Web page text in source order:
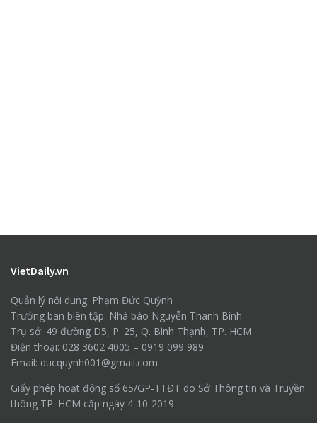
VietDaily.vn
Quản lý nội dung: Phạm Đức Quỳnh
Trưởng ban biên tập: Nhà báo Nguyễn Thanh Bình
Trụ sở: 49 đường D5, P. 25, Q. Bình Thạnh, TP. HCM
Điện thoại: 028 3602 4005 – 0919 099 989
Email: ducquynh001@gmail.com
Giấy phép hoạt động số 65/GP-TTĐT do Sở Thông tin và Truyền
thông TP. HCM cấp ngày 4-10-2019